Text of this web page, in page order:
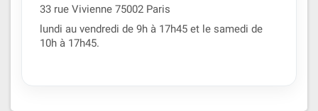
33 rue Vivienne 75002 Paris
lundi au vendredi de 9h à 17h45 et le samedi de
10h à 17h45.